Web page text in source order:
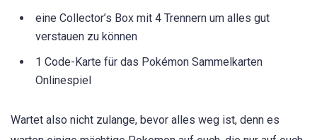
eine Collector’s Box mit 4 Trennern um alles gut
verstauen zu können
1 Code-Karte für das Pokémon Sammelkarten
Onlinespiel
Wartet also nicht zulange, bevor alles weg ist, denn es